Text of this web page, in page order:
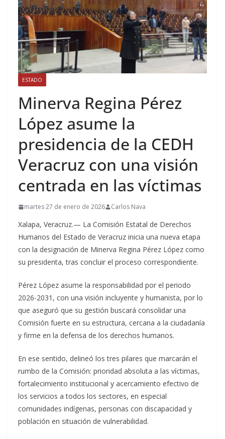
ESTADO
Minerva Regina Pérez
López asume la
presidencia de la CEDH
Veracruz con una visión
centrada en las víctimas
martes 27 de enero de 2026 Carlos Nava
Xalapa, Veracruz.— La Comisión Estatal de Derechos
Humanos del Estado de Veracruz inicia una nueva etapa
con la designación de Minerva Regina Pérez López como
su presidenta, tras concluir el proceso correspondiente.
Pérez López asume la responsabilidad por el periodo
2026-2031, con una visión incluyente y humanista, por lo
que aseguró que su gestión buscará consolidar una
Comisión fuerte en su estructura, cercana a la ciudadanía
y firme en la defensa de los derechos humanos.
En ese sentido, delineó los tres pilares que marcarán el
rumbo de la Comisión: prioridad absoluta a las víctimas,
fortalecimiento institucional y acercamiento efectivo de
los servicios a todos los sectores, en especial
comunidades indígenas, personas con discapacidad y
población en situación de vulnerabilidad.